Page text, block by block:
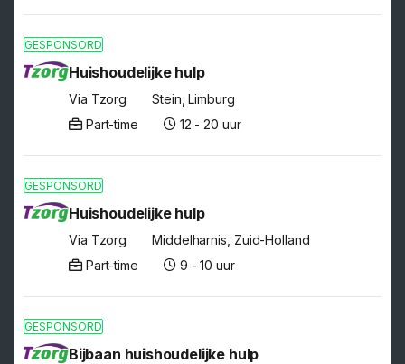
GESPONSORD
Huishoudelijke hulp
Via Tzorg
Stein, Limburg
Part-time
12 - 20 uur
GESPONSORD
Huishoudelijke hulp
Via Tzorg
Middelharnis, Zuid-Holland
Part-time
9 - 10 uur
GESPONSORD
Bijbaan huishoudelijke hulp